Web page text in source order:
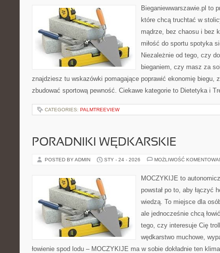
Bieganiewwarszawie.pl to
które chcą truchtać w
mądrze, bez chaosu i bez
miłość do sportu spotyka
Niezależnie od tego, czy
bieganiem, czy masz za
znajdziesz tu wskazówki pomagające poprawić ekonomię biegu,
zbudować sportową pewność. Ciekawe kategorie to Dietetyka i
CATEGORIES: PALMTREEVIEW
PORADNIKI WĘDKARSKIE
POSTED BY ADMIN STY - 24 - 2026 MOŻLIWOŚĆ
MOCZYKIJE to
powstał po to, aby łączyć
wiedzą. To miejsce dla
ale jednocześnie chcą
tego, czy interesuje Cię
wędkarstwo muchowe,
łowienie spod lodu – MOCZYKIJE ma w sobie dokładnie ten